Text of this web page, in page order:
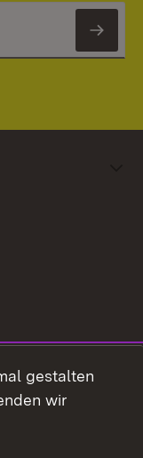
gestalten
wir